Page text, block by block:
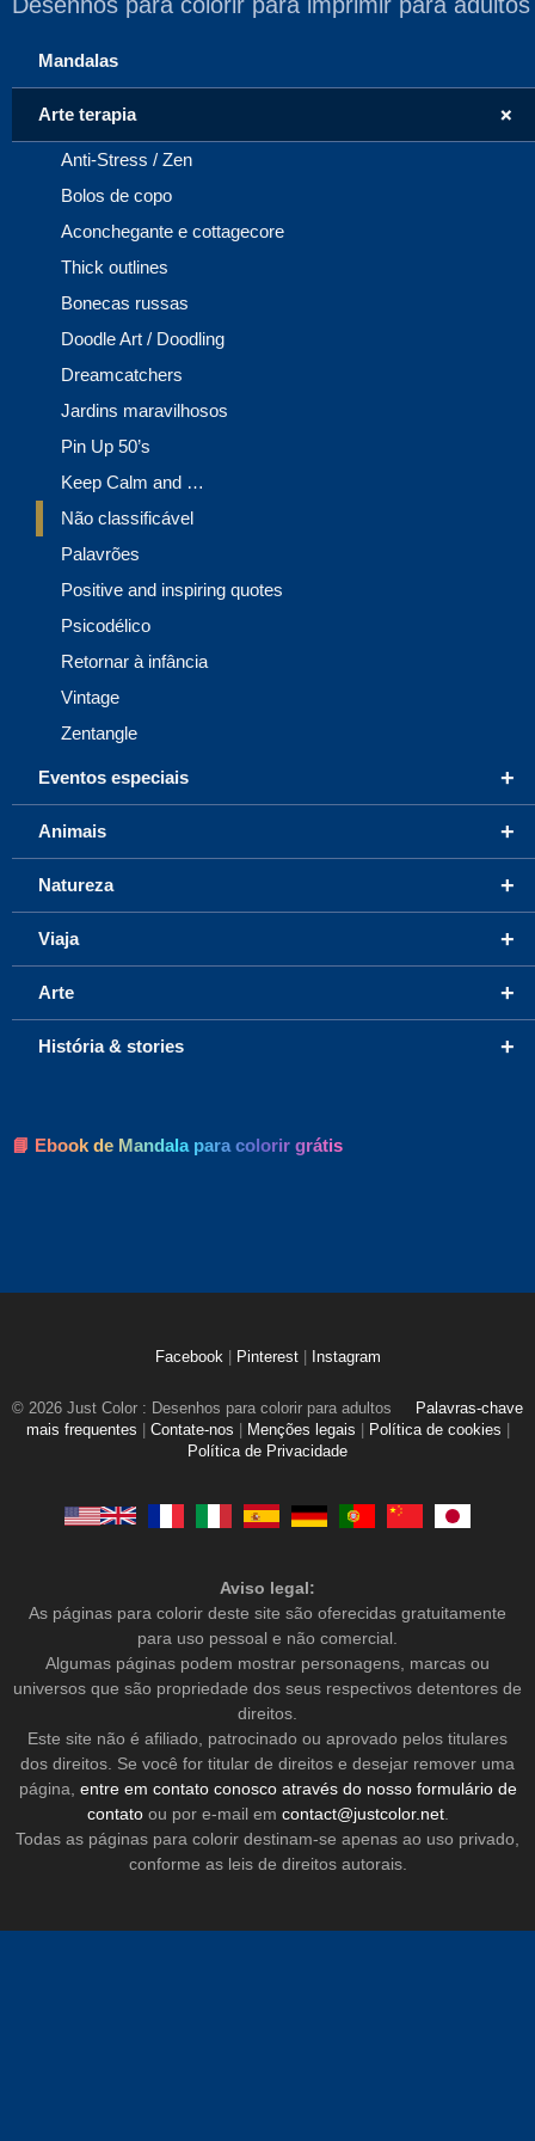
Mandalas
+
Arte terapia
Anti-Stress / Zen
Bolos de copo
Aconchegante e cottagecore
Thick outlines
Bonecas russas
Doodle Art / Doodling
Dreamcatchers
Jardins maravilhosos
Pin Up 50’s
Keep Calm and …
Não classificável
Palavrões
Positive and inspiring quotes
Psicodélico
Retornar à infância
Vintage
Zentangle
+
Eventos especiais
+
Animais
+
Natureza
+
Viaja
+
Arte
+
História & stories
📘 Ebook de Mandala para colorir grátis
Facebook Pinterest Instagram
© 2026 Just Color : Desenhos para colorir para adultos
Palavras-chave
mais frequentes
Contate-nos Menções legais Política de cookies
Política de Privacidade
Aviso legal:
As páginas para colorir deste site são oferecidas gratuitamente
para uso pessoal e não comercial.
Algumas páginas podem mostrar personagens, marcas ou
universos que são propriedade dos seus respectivos detentores de
direitos.
Este site não é afiliado, patrocinado ou aprovado pelos titulares
dos direitos. Se você for titular de direitos e desejar remover uma
página, entre em contato conosco através do nosso formulário de
contatoou por e-mail em contact@justcolor.net.
Todas as páginas para colorir destinam-se apenas ao uso privado,
conforme as leis de direitos autorais.